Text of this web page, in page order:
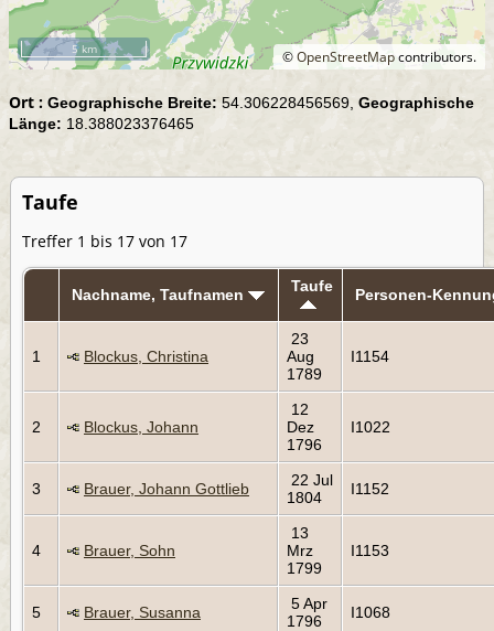
©OpenStreetMapcontributors.
5 km
Ort : Geographische Breite: 54.306228456569, Geographische
Länge: 18.388023376465
Taufe
Treffer 1 bis 17 von 17
Nachname, Taufnamen Taufe Personen-
1 Blockus, Christina
23
Aug
1789
I1154
2 Blockus, Johann
12
Dez
1796
I1022
3 Brauer, Johann Gottlieb
22 Jul
1804
I1152
4 Brauer, Sohn
13
Mrz
1799
I1153
5 Brauer, Susanna
5 Apr
1796
I1068